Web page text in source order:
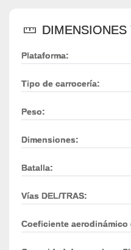
DIMENSIONES
Plataforma:
Tipo de carrocería:
Peso:
Dimensiones:
Batalla:
Vías DEL/TRAS:
Coeficiente aerodinámico